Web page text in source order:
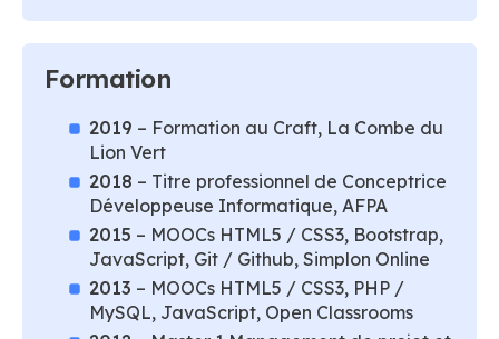
Formation
2019 – Formation au Craft, La Combe du
Lion Vert
2018 – Titre professionnel de Conceptrice
Développeuse Informatique, AFPA
2015 – MOOCs HTML5 / CSS3, Bootstrap,
JavaScript, Git / Github, Simplon Online
2013 – MOOCs HTML5 / CSS3, PHP /
MySQL, JavaScript, Open Classrooms